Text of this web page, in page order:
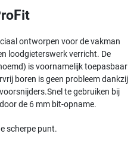
ontworpen voor de vakman
loodgieterswerk verricht. De
is voornamelijk toepasbaar
boren is geen probleem dankzij
Snel te gebruiken bij
de 6 mm bit-opname.
scherpe punt.